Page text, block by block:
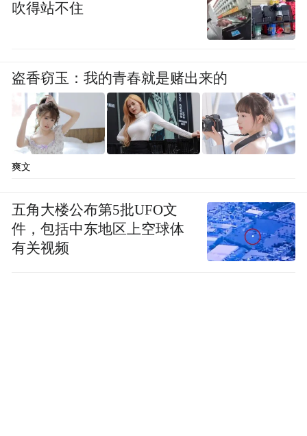
政府助力，为潜江龙虾插上腾飞翅膀
地、工厂、餐饮商户大多采取单兵作战模
式，潜江小龙虾产业在市场管理、品牌引领
和品牌增值等方面稍有滞后。对此，2017
年，潜江市委、市政府在谋划小龙虾产业发
展上，提出了新的课题--实施双品牌战略，全
创建工作。通过品牌建设，塑造潜江龙虾区
域公用品牌的统一形象，推动产业化规范升
级，实现品牌增效。
吹得站不住
盗香窃玉：我的青春就是赌出来的
爽文
五角大楼公布第5批UFO文
件，包括中东地区上空球体
有关视频